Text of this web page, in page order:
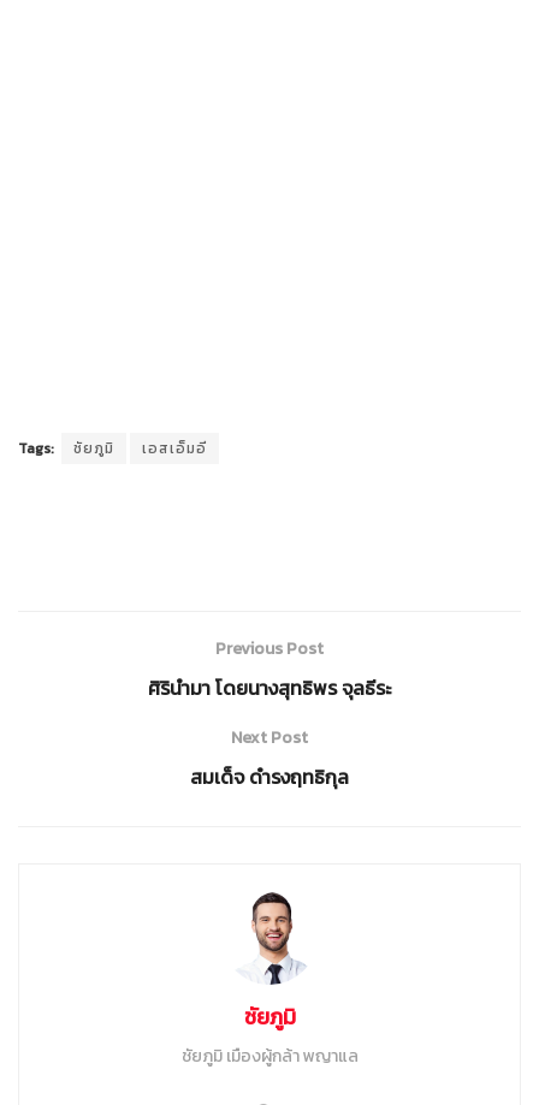
Tags: ชัยภูมิ เอสเอ็มอี
Previous Post
ศิรินำมา โดยนางสุทธิพร จุลธีระ
Next Post
สมเด็จ ดำรงฤทธิกุล
ชัยภูมิ
ชัยภูมิ เมืองผู้กล้า พญาแล